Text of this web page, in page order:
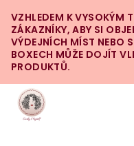
na
obsah
VZHLEDEM K VYSOKÝM
ZÁKAZNÍKY, ABY SI
VÝDEJNÍCH MÍST NEBO
BOXECH MŮŽE DOJÍT
PRODUKTŮ.